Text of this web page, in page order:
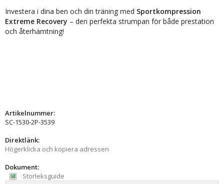
Investera i dina ben och din träning med Sportkompression
Extreme Recovery – den perfekta strumpan för både prestation
och återhämtning!
Artikelnummer:
SC-1530-2P-3539
Direktlänk:
Högerklicka och kopiera adressen
Dokument:
Storleksguide